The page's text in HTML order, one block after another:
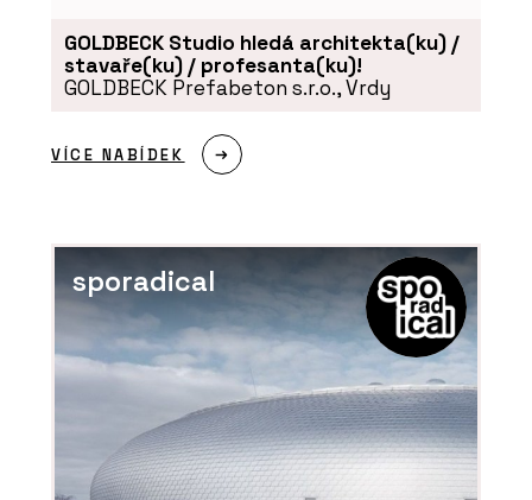
GOLDBECK Studio hledá architekta(ku) /
stavaře(ku) / profesanta(ku)!
GOLDBECK Prefabeton s.r.o., Vrdy
VÍCE NABÍDEK
sporadical